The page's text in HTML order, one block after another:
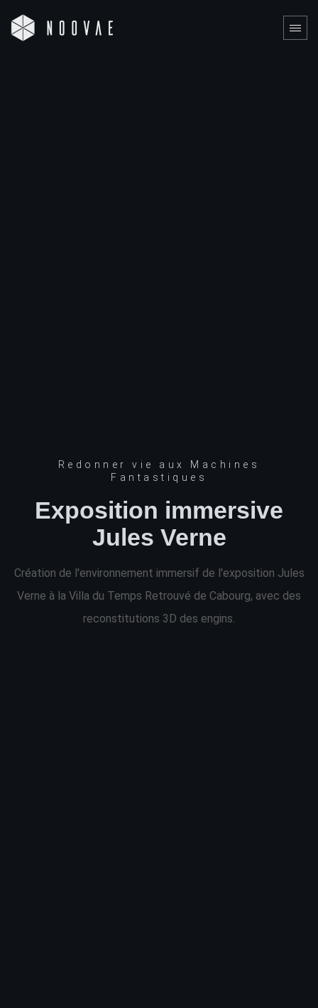
Redonner vie aux Machines
Fantastiques
Exposition immersive
Jules Verne
Création de l'environnement immersif de l'exposition Jules
Verne à la Villa du Temps Retrouvé de Cabourg, avec des
reconstitutions 3D des engins.